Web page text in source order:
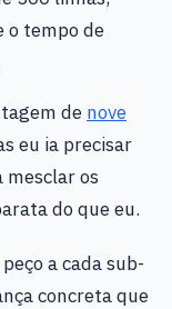
o tempo de
de nove
eu ia precisar
os
do que eu.
a cada sub-
concreta que